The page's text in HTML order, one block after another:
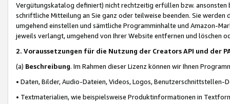
Vergütungskatalog definiert) nicht rechtzeitig erfüllen bzw. ansonsten
schriftliche Mitteilung an Sie ganz oder teilweise beenden. Sie werden
umgehend einstellen und sämtliche Programminhalte und Amazon-
jeweils verlangt, umgehend von Ihrer Website entfernen und löschen
2. Voraussetzungen für die Nutzung der Creators API und der
(a) Beschreibung. Im Rahmen dieser Lizenz können wir Ihnen
• Daten, Bilder, Audio-Dateien, Videos, Logos, Benutzerschnittstellen-
• Textmaterialien, wie beispielsweise Produktinformationen in